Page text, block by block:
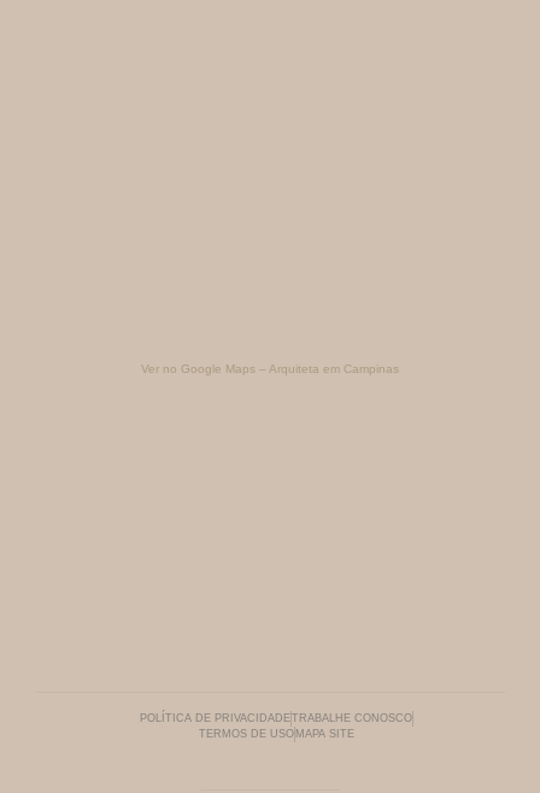
Ver no Google Maps – Arquiteta em Campinas
POLÍTICA DE PRIVACIDADETRABALHE CONOSCO
TERMOS DE USO MAPA SITE